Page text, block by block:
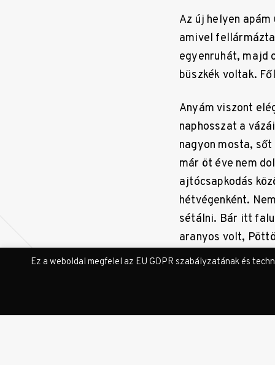
Az új helyen
amivel
egyenruhát, majd
büszkék voltak.
Anyám viszont
naphosszat a
nagyon mosta,
már öt éve nem
ajtócsapkodás
hétvégenként.
sétálni. Bár itt
aranyos volt,
faluban hiába
udvarban. Azok
dobermannja.
összetörte
Ez a weboldal megfelel az EU GDPR szabályzatának és